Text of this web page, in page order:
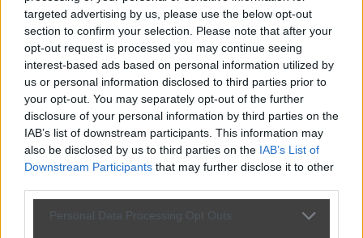
targeted advertising by us, please use the below opt-out
section to confirm your selection. Please note that after your
opt-out request is processed you may continue seeing
interest-based ads based on personal information utilized by
us or personal information disclosed to third parties prior to
your opt-out. You may separately opt-out of the further
disclosure of your personal information by third parties on the
IAB’s list of downstream participants. This information may
also be disclosed by us to third parties on the IAB’s List of
Downstream Participants that may further disclose it to other
Personal Data Processing Opt Outs